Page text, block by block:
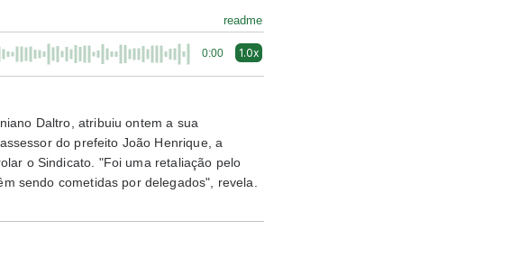
readme
0:00 1.0x
Daltro, atribuiu ontem a sua
do prefeito João Henrique, a
o Sindicato. "Foi uma retaliação pelo
sendo cometidas por delegados", revela.